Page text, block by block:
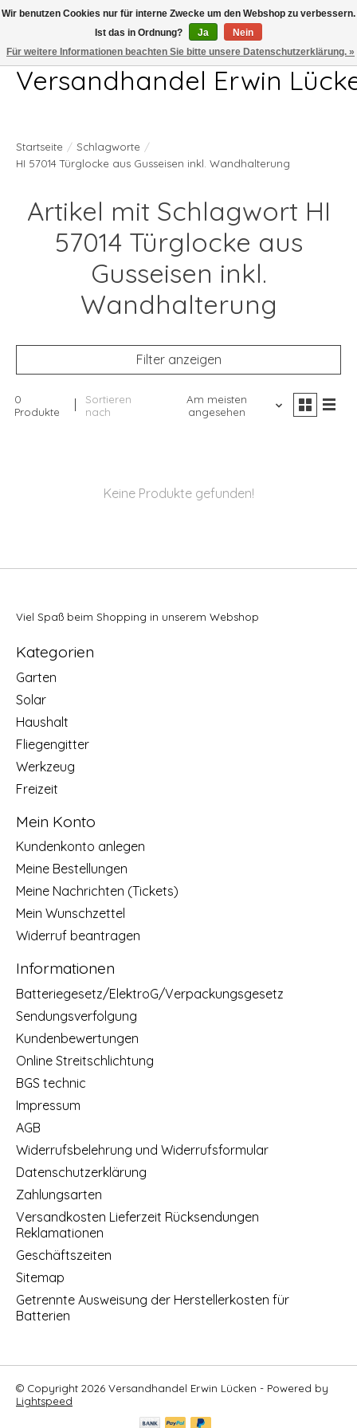
Telefon 04407 715872 MO-DO 7.00-17.00Uhr FR 7.00-13.00Uhr
Versandhandel Erwin
Startseite / Schlagworte /
HI 57014 Türglocke aus Gusseisen inkl. Wandhalterung
Artikel mit Schlagwort HI
57014 Türglocke aus
Gusseisen inkl.
Wandhalterung
Filter anzeigen
0
Produkte
Sortieren
nach
Am meisten
angesehen
Keine Produkte gefunden!
Viel Spaß beim Shopping in unserem Webshop
Kategorien
Garten
Solar
Haushalt
Fliegengitter
Werkzeug
Freizeit
Mein Konto
Kundenkonto anlegen
Meine Bestellungen
Meine Nachrichten (Tickets)
Mein Wunschzettel
Widerruf beantragen
Informationen
Batteriegesetz/ElektroG/Verpackungsgesetz
Sendungsverfolgung
Kundenbewertungen
Online Streitschlichtung
BGS technic
Impressum
AGB
Widerrufsbelehrung und Widerrufsformular
Datenschutzerklärung
Zahlungsarten
Versandkosten Lieferzeit Rücksendungen
Reklamationen
Geschäftszeiten
Sitemap
Getrennte Ausweisung der Herstellerkosten für
Batterien
© Copyright 2026 Versandhandel Erwin Lücken - Powered by
Lightspeed
Wir benutzen Cookies nur für interne Zwecke um den Webshop zu verbessern.
Ist das in Ordnung?
Ja
Nein
Für weitere Informationen beachten Sie bitte unsere Datenschutzerklärung. »